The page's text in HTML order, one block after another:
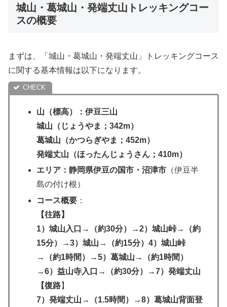
城山・葛城山・発端丈山トレッキングコー
スの概要
まずは、「城山・葛城山・発端丈山」トレッキングコース
に関する基本情報は以下になります。
山（標高）：伊豆三山
城山（じょうやま；342m）
葛城山（かつらぎやま；452m）
発端丈山（ほったんじょうさん；410m）
エリア：静岡県伊豆の国市・沼津市 （伊豆半
島の付け根）
コース概要 ：
【往路】
1）城山入口→（約30分）→2）城山峠→（約
15分）→3）城山→（約15分）4）城山峠
→（約1時間）→5）葛城山→（約1時間）
→6）益山寺入口→（約30分）→7）発端丈山
【復路】
7）発端丈山→（1.5時間）→8）葛城山背面登